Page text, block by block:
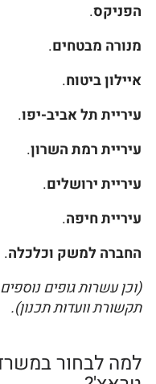
הפניקס.
מנורה מבטחים.
איילון ביטוח.
עיריית תל אביב-יפו.
עיריית רמת השרון.
עיריית ירושלים.
עיריית חיפה.
החברה למשק וכלכלה.
(וכן עשרות גופים
תקשורת וועדות תכנון).
למה לבחור במשרד